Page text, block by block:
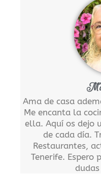
Ama de casa
Me encanta la
ella. Aquí os dejo
de cada día.
Restaurantes,
Tenerife. Espero